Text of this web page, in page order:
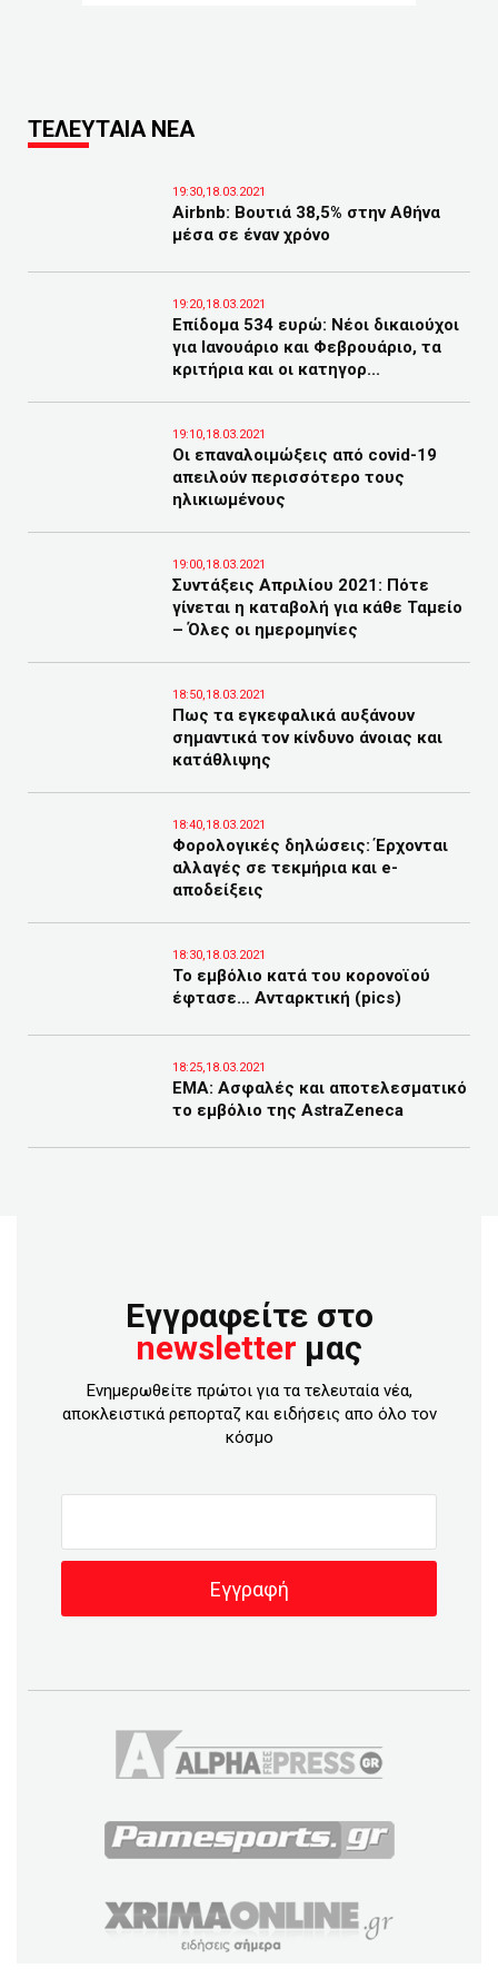
ΤΕΛΕΥΤΑΙΑ ΝΕΑ
19:30,18.03.2021
Airbnb: Βουτιά 38,5% στην Αθήνα
μέσα σε έναν χρόνο
19:20,18.03.2021
Επίδομα 534 ευρώ: Νέοι δικαιούχοι
για Ιανουάριο και Φεβρουάριο, τα
κριτήρια και οι κατηγορ...
19:10,18.03.2021
Οι επαναλοιμώξεις από covid-19
απειλούν περισσότερο τους
ηλικιωμένους
19:00,18.03.2021
Συντάξεις Απριλίου 2021: Πότε
γίνεται η καταβολή για κάθε Ταμείο
– Όλες οι ημερομηνίες
18:50,18.03.2021
Πως τα εγκεφαλικά αυξάνουν
σημαντικά τον κίνδυνο άνοιας και
κατάθλιψης
18:40,18.03.2021
Φορολογικές δηλώσεις: Έρχονται
αλλαγές σε τεκμήρια και e-
αποδείξεις
18:30,18.03.2021
Το εμβόλιο κατά του κορονοϊού
έφτασε… Ανταρκτική (pics)
18:25,18.03.2021
EMA: Ασφαλές και αποτελεσματικό
το εμβόλιο της AstraZeneca
Εγγραφείτε στο
newsletter μας
Ενημερωθείτε πρώτοι για τα τελευταία νέα,
αποκλειστικά ρεπορταζ και ειδήσεις απο όλο τον
κόσμο